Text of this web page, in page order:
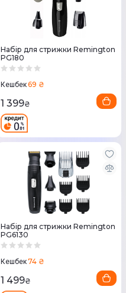
Набір для стрижки Remington
PG180
Кешбек69 ₴
1 399₴
Набір для стрижки Remington
PG6130
Кешбек74 ₴
1 499₴